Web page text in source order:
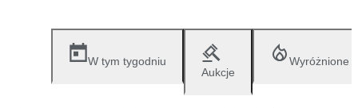
W tym tygodniu
Aukcje
Wyróżnione